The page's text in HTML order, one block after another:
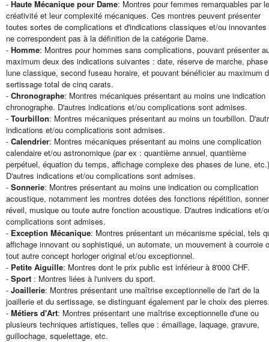
- Haute Mécanique pour Dame: Montres pour femmes remarquables par
créativité et leur complexité mécaniques. Ces montres peuvent présenter
toutes sortes de complications et d'indications classiques et/ou innovantes
ne correspondent pas à la définition de la catégorie Dame.
- Homme: Montres pour hommes sans complications, pouvant présenter
maximum deux des indications suivantes : date, réserve de marche,
lune classique, second fuseau horaire, et pouvant bénéficier au maximum
sertissage total de cinq carats.
- Chronographe: Montres mécaniques présentant au moins une indication
chronographe. D'autres indications et/ou complications sont admises.
- Tourbillon: Montres mécaniques présentant au moins un tourbillon.
indications et/ou complications sont admises.
- Calendrier: Montres mécaniques présentant au moins une complication
calendaire et/ou astronomique (par ex : quantième annuel, quantième
perpétuel, équation du temps, affichage complexe des phases de lune, etc.)
D'autres indications et/ou complications sont admises.
- Sonnerie: Montres présentant au moins une indication ou complication
acoustique, notamment les montres dotées des fonctions répétition,
réveil, musique ou toute autre fonction acoustique. D'autres indications et/
complications sont admises.
- Exception Mécanique: Montres présentant un mécanisme spécial, tels
affichage innovant ou sophistiqué, un automate, un mouvement à courroie
tout autre concept horloger original et/ou exceptionnel.
- Petite Aiguille: Montres dont le prix public est inférieur à 8'000 CHF.
- Sport : Montres liées à l'univers du sport.
- Joaillerie: Montres présentant une maîtrise exceptionnelle de l'art de la
joaillerie et du sertissage, se distinguant également par le choix des
- Métiers d'Art: Montres présentant une maîtrise exceptionnelle d'une ou
plusieurs techniques artistiques, telles que : émaillage, laquage, gravure,
guillochage, squelettage, etc.